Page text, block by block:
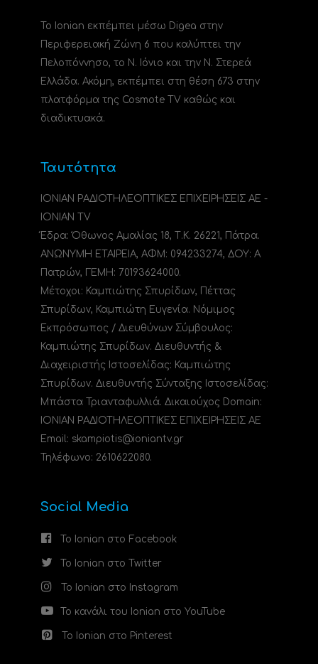
Το Ionian εκπέμπει μέσω Digea στην
Περιφερειακή Ζώνη 6 που καλύπτει την
Πελοπόννησο, το N. Ιόνιο και την Ν. Στερεά
Ελλάδα. Ακόμη, εκπέμπει στη θέση 673 στην
πλατφόρμα της Cosmote TV καθώς και
διαδικτυακά.
Ταυτότητα
ΙΟΝΙΑΝ ΡΑΔΙΟΤΗΛΕΟΠΤΙΚΕΣ ΕΠΙΧΕΙΡΗΣΕΙΣ ΑΕ -
IONIAN TV
Έδρα: Όθωνος Αμαλίας 18, Τ.Κ. 26221, Πάτρα.
ΑΝΩΝΥΜΗ ΕΤΑΙΡΕΙΑ, ΑΦΜ: 094233274, ΔΟΥ: A
Πατρών, ΓΕΜΗ: 70193624000.
Μέτοχοι: Καμπιώτης Σπυρίδων, Πέττας
Σπυρίδων, Καμπιώτη Ευγενία. Νόμιμος
Εκπρόσωπος / Διευθύνων Σύμβουλος:
Καμπιώτης Σπυρίδων. Διευθυντής &
Διαχειριστής Ιστοσελίδας: Καμπιώτης
Σπυρίδων. Διευθυντής Σύνταξης Ιστοσελίδας:
Μπάστα Τριανταφυλλιά. Δικαιούχος Domain:
ΙΟΝΙΑΝ ΡΑΔΙΟΤΗΛΕΟΠΤΙΚΕΣ ΕΠΙΧΕΙΡΗΣΕΙΣ ΑΕ
Email: skampiotis@ioniantv.gr
Τηλέφωνο: 2610622080.
Social Media
Το Ionian στο Facebook
Το Ionian στο Twitter
Το Ionian στο Instagram
Το κανάλι του Ionian στο YouTube
Το Ionian στο Pinterest